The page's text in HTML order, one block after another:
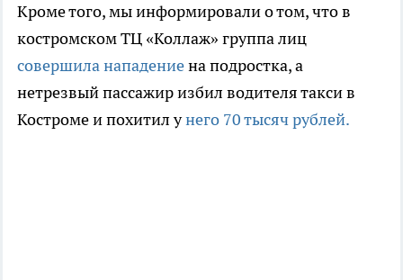
Кроме того, мы информировали о том, что в
костромском ТЦ «Коллаж» группа лиц
совершила нападениена подростка, а
нетрезвый пассажир избил водителя такси в
Костроме и похитил унего 70 тысяч рублей.